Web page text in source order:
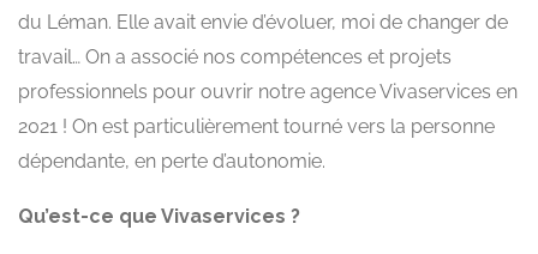
du Léman. Elle avait envie d’évoluer, moi de changer de
travail… On a associé nos compétences et projets
professionnels pour ouvrir notre agence Vivaservices en
2021 ! On est particulièrement tourné vers la personne
dépendante, en perte d’autonomie.
Qu’est-ce que Vivaservices ?